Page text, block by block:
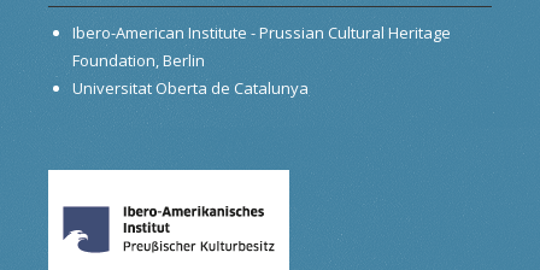
Ibero-American Institute - Prussian Cultural Heritage
Foundation, Berlin
Universitat Oberta de Catalunya